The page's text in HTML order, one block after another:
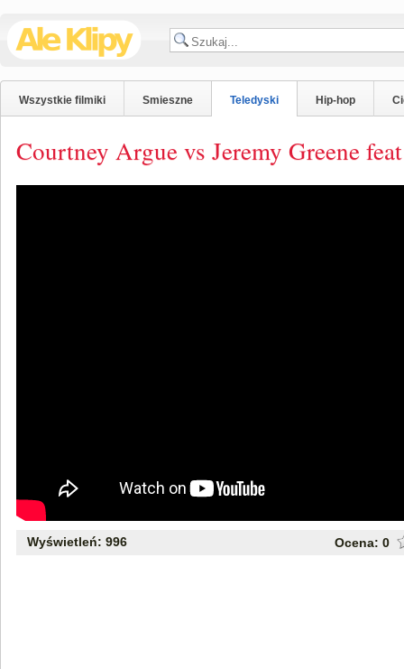
Wszystkie filmiki Smieszne Teledyski Hip-hop
Courtney Argue vs Jeremy Greene
Wyświetleń: 996 Ocena: 0